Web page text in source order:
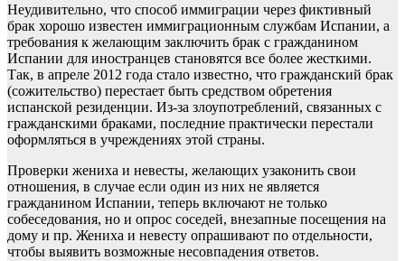
Неудивительно, что способ иммиграции через фиктивный
брак хорошо известен иммиграционным службам Испании, а
требования к желающим заключить брак с гражданином
Испании для иностранцев становятся все более жесткими.
Так, в апреле 2012 года стало известно, что гражданский брак
(сожительство) перестает быть средством обретения
испанской резиденции. Из-за злоупотреблений, связанных с
гражданскими браками, последние практически перестали
оформляться в учреждениях этой страны.
Проверки жениха и невесты, желающих узаконить свои
отношения, в случае если один из них не является
гражданином Испании, теперь включают не только
собеседования, но и опрос соседей, внезапные посещения на
дому и пр. Жениха и невесту опрашивают по отдельности,
чтобы выявить возможные несовпадения ответов.